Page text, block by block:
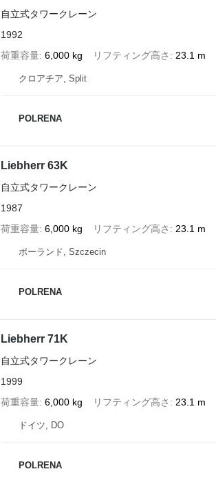
自立式タワークレーン
1992
荷重容量 6,000 kg リフティング高さ 23.1 m
クロアチア, Split
POLRENA
Liebherr 63K
自立式タワークレーン
1987
荷重容量 6,000 kg リフティング高さ 23.1 m
ポーランド, Szczecin
POLRENA
Liebherr 71K
自立式タワークレーン
1999
荷重容量 6,000 kg リフティング高さ 23.1 m
ドイツ, DO
POLRENA